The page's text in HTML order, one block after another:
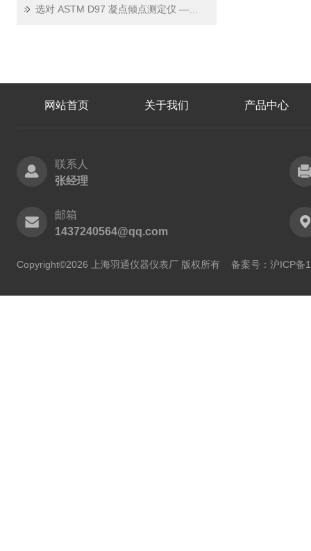
网站首页 关于我们 产品中心
联系人
张经理
邮箱
1437240564@qq.com
Copyright©2026 上海羽通仪器仪表厂 版权所有 备案号：沪ICP备